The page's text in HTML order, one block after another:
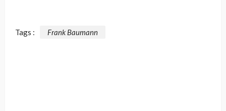
Tags : Frank Baumann